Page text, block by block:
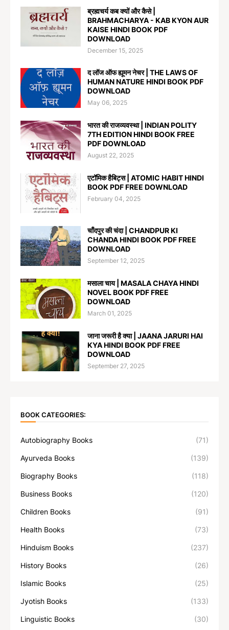
ब्रह्मचर्य कब क्यों और कैसे |
BRAHMACHARYA - KAB KYON AUR
KAISE HINDI BOOK PDF
DOWNLOAD
December 15, 2025
द लॉज ऑफ ह्यूमन नेचर | THE LAWS OF
HUMAN NATURE HINDI BOOK PDF
DOWNLOAD
May 06, 2025
भारत की राजव्यवस्था | INDIAN POLITY
7TH EDITION HINDI BOOK FREE
PDF DOWNLOAD
August 22, 2025
एटॉमिक हैबिट्स | ATOMIC HABIT HINDI
BOOK PDF FREE DOWNLOAD
February 04, 2025
चाँदपुर की चंदा | CHANDPUR KI
CHANDA HINDI BOOK PDF FREE
DOWNLOAD
September 12, 2025
मसाला चाय | MASALA CHAYA HINDI
NOVEL BOOK PDF FREE
DOWNLOAD
March 01, 2025
जाना जरूरी है क्या | JAANA JARURI HAI
KYA HINDI BOOK PDF FREE
DOWNLOAD
September 27, 2025
BOOK CATEGORIES:
Autobiography Books (71)
Ayurveda Books (139)
Biography Books (118)
Business Books (120)
Children Books (91)
Health Books (73)
Hinduism Books (237)
History Books (26)
Islamic Books (25)
Jyotish Books (133)
Linguistic Books (30)